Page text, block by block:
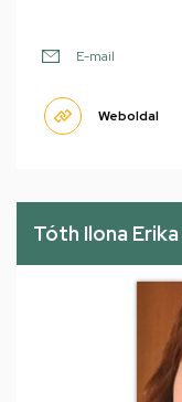
E-mail
Weboldal
Tóth Ilona Erika